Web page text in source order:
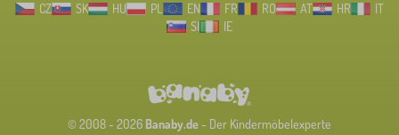
CZ SK HU PL EN FR RO AT HR
IT
SI
IE
© 2008 - 2026 Banaby.de- Der Kindermöbelexperte